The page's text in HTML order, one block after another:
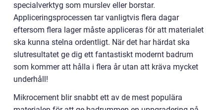
specialverktyg som murslev eller borstar.
Appliceringsprocessen tar vanligtvis flera dagar
eftersom flera lager måste appliceras för att materialet
ska kunna stelna ordentligt. När det har härdat ska
slutresultatet ge dig ett fantastiskt modernt badrum
som kommer att hålla i flera år utan att kräva mycket
underhåll!
Mikrocement blir snabbt ett av de mest populära